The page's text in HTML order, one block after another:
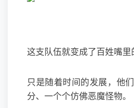
这支队伍就变成了百姓嘴里
只是随着时间的发展，他
分、一个个仿佛恶魔怪物。